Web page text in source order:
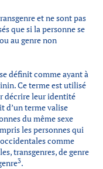
et ne sont pas
que si la personne se
au genre non
définit comme ayant à
Ce terme est utilisé
décrire leur identité
d’un terme valise
du même sexe
les personnes qui
comme
transgenres, de genre
3.